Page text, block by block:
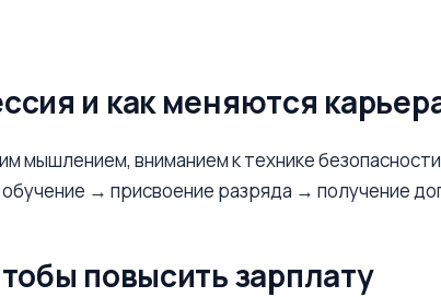
и как меняются
мышлением, вниманием к технике
→ присвоение разряда → получение
повысить зарплату